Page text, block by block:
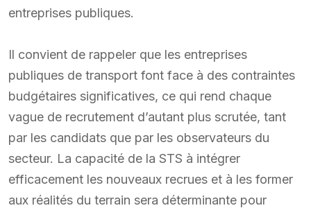
entreprises publiques.
Il convient de rappeler que les entreprises
publiques de transport font face à des contraintes
budgétaires significatives, ce qui rend chaque
vague de recrutement d’autant plus scrutée, tant
par les candidats que par les observateurs du
secteur. La capacité de la STS à intégrer
efficacement les nouveaux recrues et à les former
aux réalités du terrain sera déterminante pour